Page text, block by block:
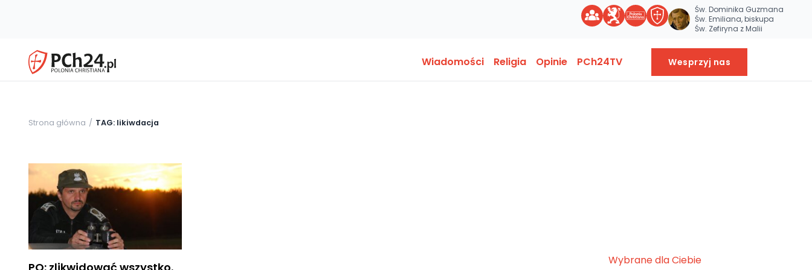
Św. Dominika Guzmana
Św. Emiliana, biskupa
Św. Zefiryna z Malii
Wiadomości Religia Opinie PCh24TV Wesprzyj nas
Strona główna TAG: likiwdacja
Wybrane dla Ciebie